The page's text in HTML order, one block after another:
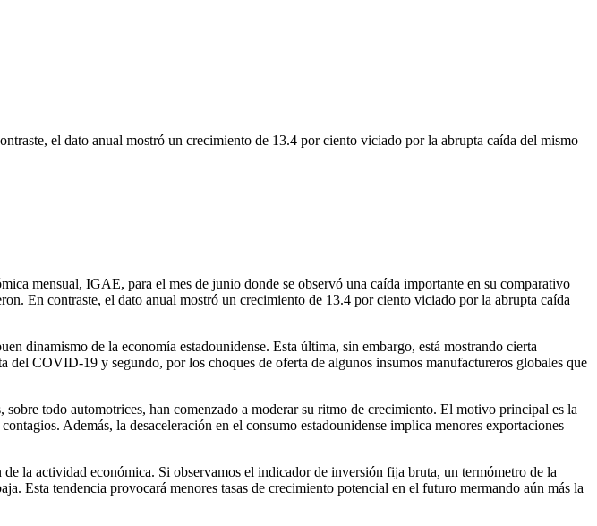
el dato anual mostró un crecimiento de 13.4 por ciento viciado por la abrupta caída del mismo
mensual, IGAE, para el mes de junio donde se observó una caída importante en su comparativo
En contraste, el dato anual mostró un crecimiento de 13.4 por ciento viciado por la abrupta caída
dinamismo de la economía estadounidense. Esta última, sin embargo, está mostrando cierta
COVID-19 y segundo, por los choques de oferta de algunos insumos manufactureros globales que
todo automotrices, han comenzado a moderar su ritmo de crecimiento. El motivo principal es la
Además, la desaceleración en el consumo estadounidense implica menores exportaciones
la actividad económica. Si observamos el indicador de inversión fija bruta, un termómetro de la
Esta tendencia provocará menores tasas de crecimiento potencial en el futuro mermando aún más la